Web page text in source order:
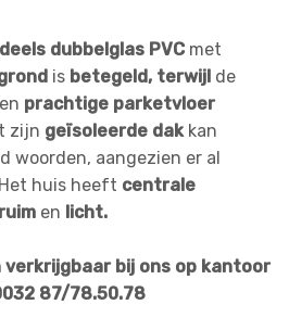
dubbelglas PVC met
is betegeld, terwijl de
prachtige parketvloer
zijn geïsoleerde dak kan
woorden, aangezien er al
huis heeft centrale
ruim en licht.
bij ons op kantoor
87/78.50.78